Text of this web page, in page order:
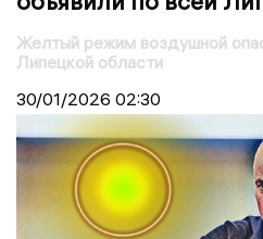
Желтый режим воздушной
Липецкой области
30/01/2026 02:30